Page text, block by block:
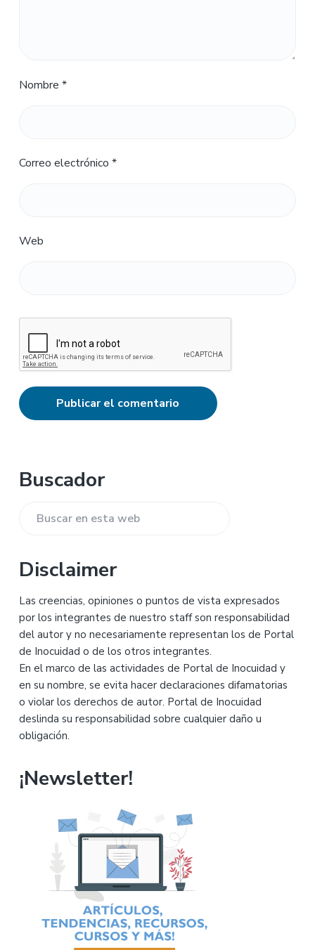
Nombre *
Correo electrónico *
Web
Barra
lateral
Buscador
Buscar
esta
web
Disclaimer
Las creencias, opiniones o puntos de vista expresados
por los integrantes de nuestro staff son responsabilidad
del autor y no necesariamente representan los de Portal
de Inocuidad o de los otros integrantes.
En el marco de las actividades de Portal de Inocuidad y
en su nombre, se evita hacer declaraciones difamatorias
o violar los derechos de autor. Portal de Inocuidad
deslinda su responsabilidad sobre cualquier daño u
obligación.
¡Newsletter!